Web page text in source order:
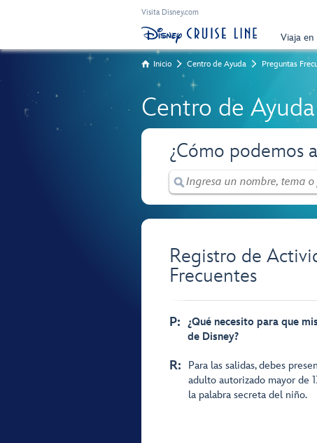
Visita Disney.com
Viaja
Inicio Centro de Ayuda Preguntas
Centro de Ayuda
¿Cómo podemos
Registro de
Frecuentes
P: ¿Qué necesito para que
de Disney?
R:
Para las salidas, debes
adulto autorizado mayor de
la palabra secreta del niño.